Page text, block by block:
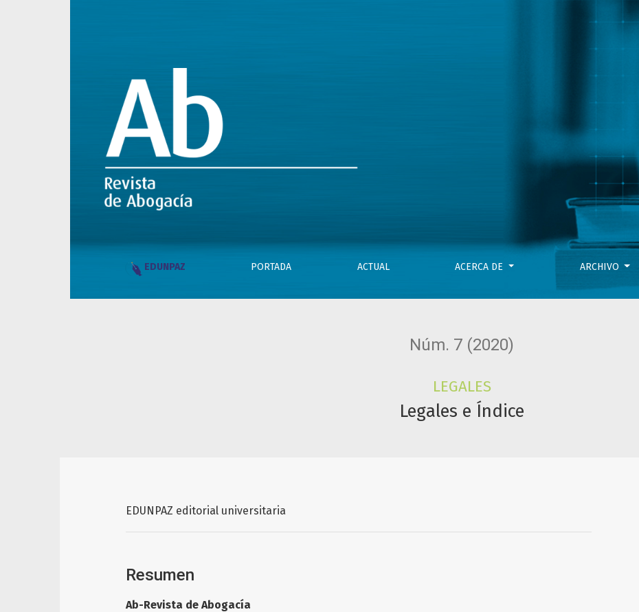
EDUNPAZ PORTADA ACTUAL ACERCA DE ARCHIVO
Núm. 7 (2020)
LEGALES
Legales e Índice
EDUNPAZ editorial universitaria
Resumen
Ab-Revista de Abogacía